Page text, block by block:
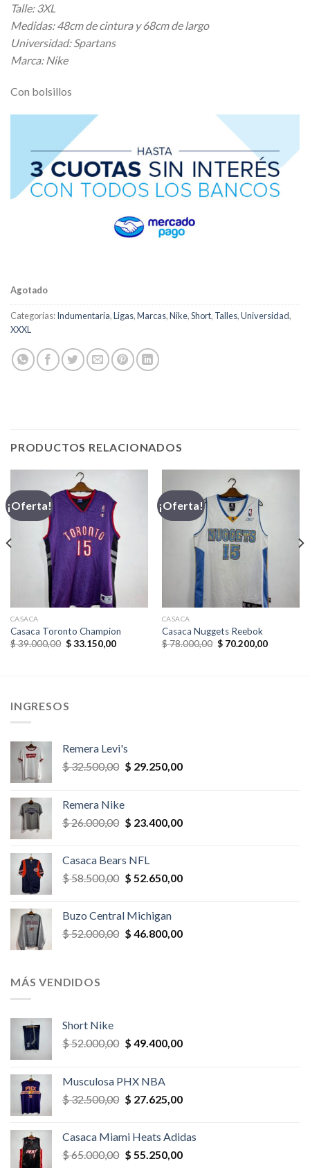
Talle: 3XL
Medidas: 48cm de cintura y 68cm de largo
Universidad: Spartans
Marca: Nike
Con bolsillos
Agotado
Categorías:Indumentaria,Ligas,Marcas,Nike,Short, Talles,Universidad,
XXXL
PRODUCTOS RELACIONADOS
¡Oferta!
CASACA
Casaca Toronto Champion
$39.000,00 El
$33.150,00El
¡Oferta!
CASACA
Casaca Nuggets Reebok
$78.000,00 El
$70.200,00El
INGRESOS
Remera Levi's
$32.500,00 El
era:
$ 32.500,00.
$ 29.250,00El
$ 29.250,00.
Remera Nike
$26.000,00 El
era:
$ 26.000,00.
$ 23.400,00El
$ 23.400,00.
Casaca Bears NFL
$58.500,00 El
era:
$ 58.500,00.
$ 52.650,00El
$ 52.650,00.
Buzo Central Michigan
$52.000,00 El
$ 46.800,00El
MÁS VENDIDOS
Short Nike
$52.000,00 El
era:
$ 52.000,00.
$ 49.400,00El
$ 49.400,00.
Musculosa PHX NBA
$32.500,00 El
era:
$ 32.500,00.
$ 27.625,00El
es:
$ 27.625,00.
Casaca Miami Heats Adidas
$65.000,00 El
$ 55.250,00El